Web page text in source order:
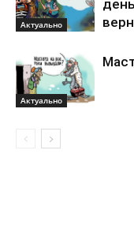
Актуально
Актуально